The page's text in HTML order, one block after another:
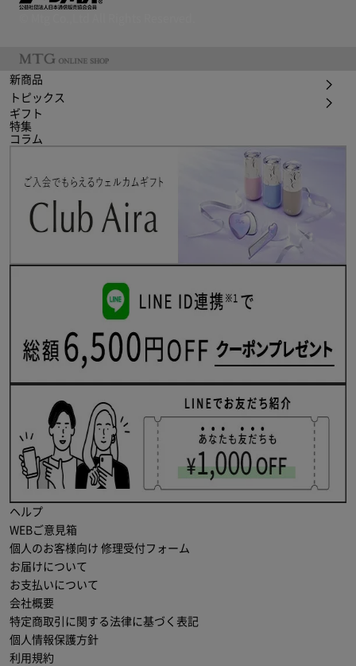
新商品
トピックス
ギフト
特集
コラム
ヘルプ
WEBご意見箱
個人のお客様向け 修理受付フォーム
お届けについて
お支払いについて
会社概要
特定商取引に関する法律に基づく表記
個人情報保護方針
利用規約